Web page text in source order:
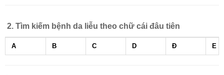
2. Tìm kiếm bệnh da liễu theo chữ cái đâu tiên
A B C D Đ E